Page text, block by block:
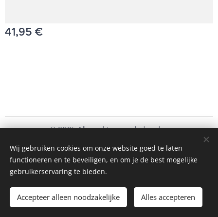
41,95 €
Toevoegen aan de winkelwagen
© 2025 Alle rechten voorbehouden
Schoonmaakbedrijf Frando Bv
Cookies
Wij gebruiken cookies om onze website goed te laten
functioneren en te beveiligen, en om je de best mogelijke
gebruikerservaring te bieden.
Accepteer alleen noodzakelijke Alles accepteren